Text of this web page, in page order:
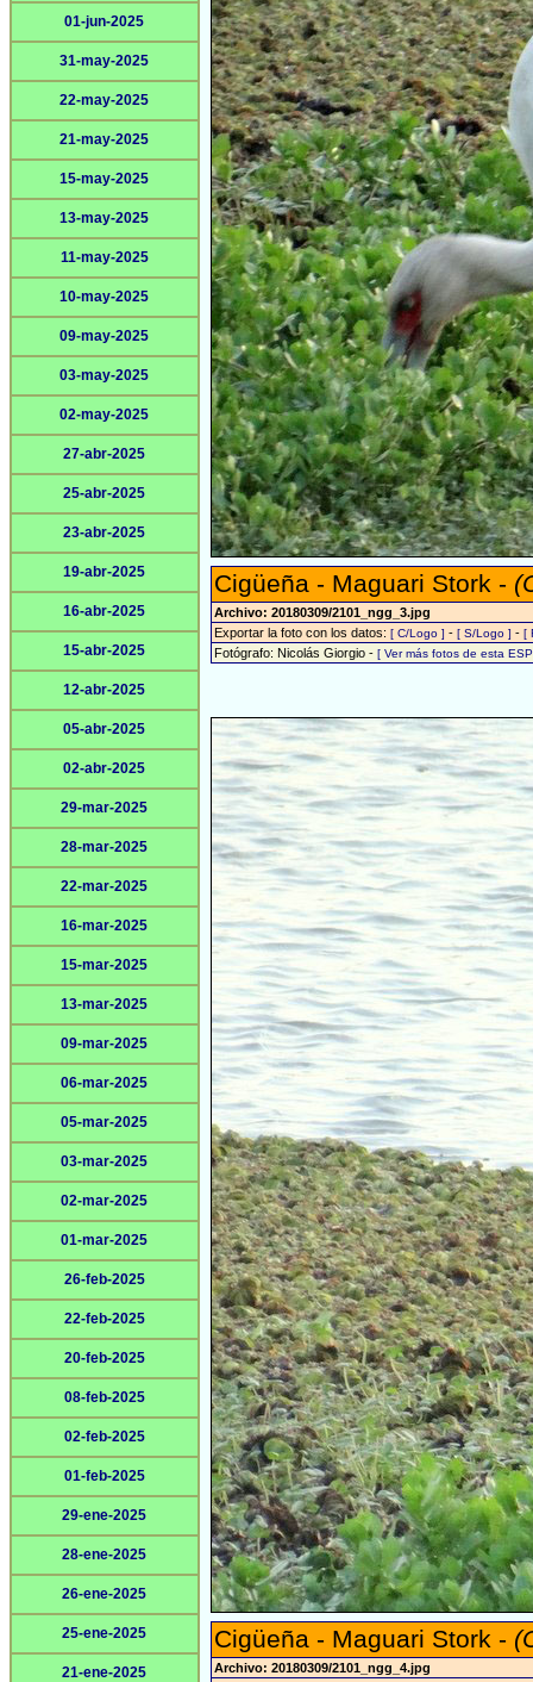
01-jun-2025
31-may-2025
22-may-2025
21-may-2025
15-may-2025
13-may-2025
11-may-2025
10-may-2025
09-may-2025
03-may-2025
02-may-2025
27-abr-2025
25-abr-2025
23-abr-2025
19-abr-2025
16-abr-2025
15-abr-2025
12-abr-2025
05-abr-2025
02-abr-2025
29-mar-2025
28-mar-2025
22-mar-2025
16-mar-2025
15-mar-2025
13-mar-2025
09-mar-2025
06-mar-2025
05-mar-2025
03-mar-2025
02-mar-2025
01-mar-2025
26-feb-2025
22-feb-2025
20-feb-2025
08-feb-2025
02-feb-2025
01-feb-2025
29-ene-2025
28-ene-2025
26-ene-2025
25-ene-2025
21-ene-2025
Cigüeña - Maguari Stork -
Archivo: 20180309/2101_ngg_3.jpg
Exportar la foto con los datos: [ C/Logo ] - [ S/Logo ] - [
Fotógrafo: Nicolás Giorgio - [ Ver más fotos de esta
Cigüeña - Maguari Stork -
Archivo: 20180309/2101_ngg_4.jpg